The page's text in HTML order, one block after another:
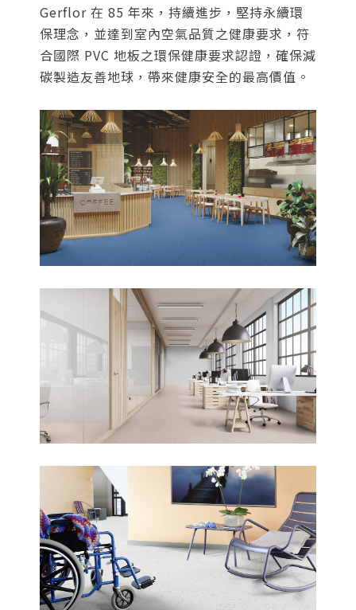
Gerflor 在 85 年來，持續進步，堅持永續環
保理念，並達到室內空氣品質之健康要求，符
合國際 PVC 地板之環保健康要求認證，確保減
碳製造友善地球，帶來健康安全的最高價值。